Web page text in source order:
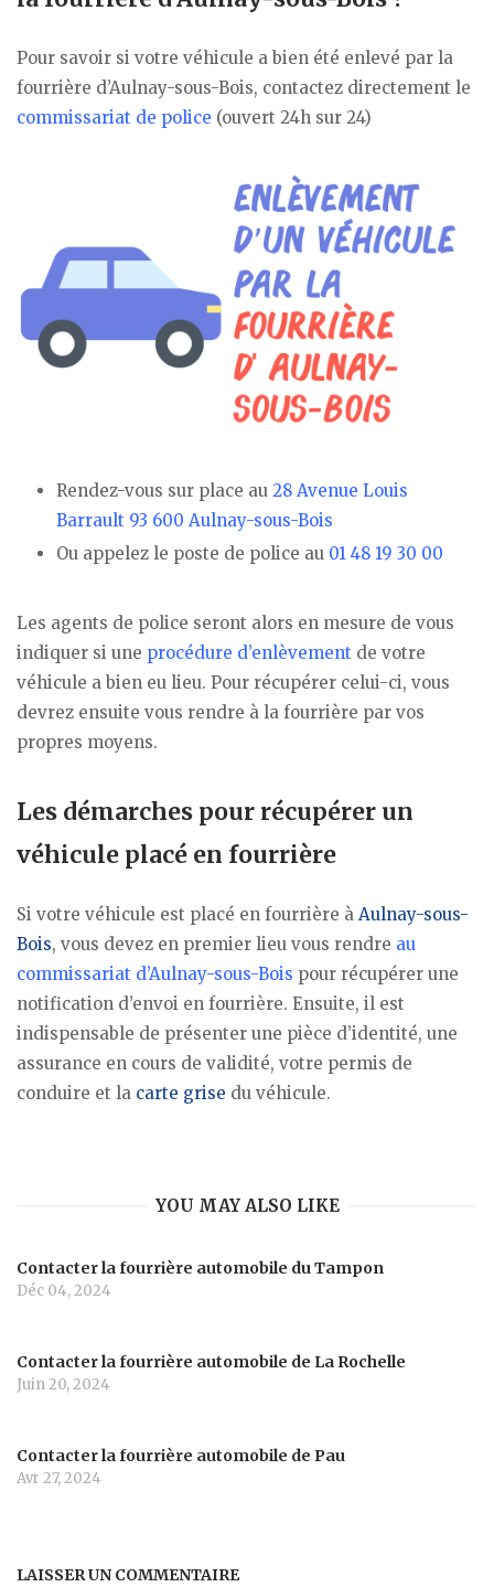
Pour savoir si votre véhicule a bien été enlevé par la
fourrière d’Aulnay-sous-Bois, contactez directement le
commissariat de police (ouvert 24h sur 24)
Rendez-vous sur place au 28 Avenue Louis
Barrault 93 600 Aulnay-sous-Bois
Ou appelez le poste de police au 01 48 19 30 00
Les agents de police seront alors en mesure de vous
indiquer si une procédure d’enlèvement de votre
véhicule a bien eu lieu. Pour récupérer celui-ci, vous
devrez ensuite vous rendre à la fourrière par vos
propres moyens.
Les démarches pour récupérer un
véhicule placé en fourrière
Si votre véhicule est placé en fourrière à Aulnay-sous-
Bois, vous devez en premier lieu vous rendre au
commissariat d’Aulnay-sous-Bois pour récupérer une
notification d’envoi en fourrière. Ensuite, il est
indispensable de présenter une pièce d’identité, une
assurance en cours de validité, votre permis de
conduire et la carte grise du véhicule.
YOU MAY ALSO LIKE
Contacter la fourrière automobile du Tampon
Déc 04, 2024
Contacter la fourrière automobile de La Rochelle
Juin 20, 2024
Contacter la fourrière automobile de Pau
Avr 27, 2024
LAISSER UN COMMENTAIRE